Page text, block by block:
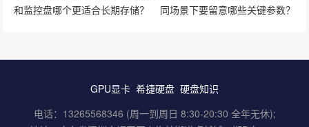
和监控盘哪个更适合长期存储？
同场景下要留意哪些关键参数？
GPU显卡 希捷硬盘 硬盘知识
电话：13265568346 (周一到周日 8:30-20:30 全年无休);